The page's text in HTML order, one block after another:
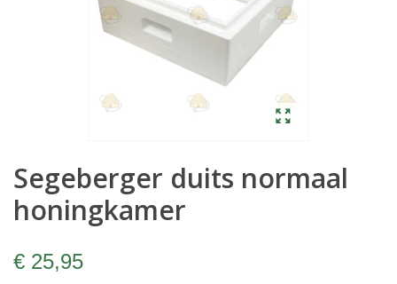
Segeberger duits normaal
honingkamer
€ 25,95